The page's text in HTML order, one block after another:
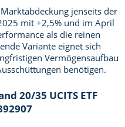
jenseits der
mit +2,5% und im April
als die reinen
Variante eignet sich
Vermögensaufbau
benötigen.
20/35 UCITS ETF